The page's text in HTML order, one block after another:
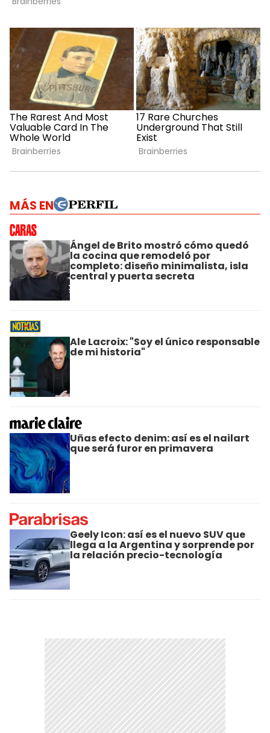
MÁS EN
Ángel de Brito mostró cómo quedó
la cocina que remodeló por
completo: diseño minimalista, isla
central y puerta secreta
Ale Lacroix: "Soy el único responsable
de mi historia"
Uñas efecto denim: así es el nailart
que será furor en primavera
Geely Icon: así es el nuevo SUV que
llega a la Argentina y sorprende por
la relación precio-tecnología